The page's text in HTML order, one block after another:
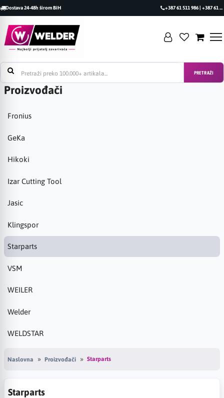
Dostava 24-48h širom BiH +387 61 511 986 | +387 61 493 470
PRETRAŽI
Proizvođači
Fronius
GeKa
Hikoki
Izar Cutting Tool
Jasic
Klingspor
Starparts
VSM
WEILER
Welder
WELDSTAR
Naslovna Proizvođači Starparts
Starparts